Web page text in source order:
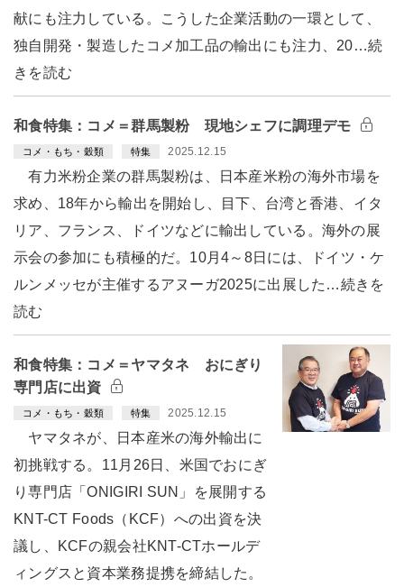
献にも注力している。こうした企業活動の一環として、
独自開発・製造したコメ加工品の輸出にも注力、20…続
きを読む
和食特集：コメ＝群馬製粉 現地シェフに調理デモ
コメ・もち・穀類 特集 2025.12.15
有力米粉企業の群馬製粉は、日本産米粉の海外市場を
求め、18年から輸出を開始し、目下、台湾と香港、イタ
リア、フランス、ドイツなどに輸出している。海外の展
示会の参加にも積極的だ。10月4～8日には、ドイツ・ケ
ルンメッセが主催するアヌーガ2025に出展した…続きを
読む
和食特集：コメ＝ヤマタネ おにぎり
専門店に出資
コメ・もち・穀類 特集 2025.12.15
ヤマタネが、日本産米の海外輸出に
初挑戦する。11月26日、米国でおにぎ
り専門店「ONIGIRI SUN」を展開する
KNT-CT Foods（KCF）への出資を決
議し、KCFの親会社KNT-CTホールデ
ィングスと資本業務提携を締結した。